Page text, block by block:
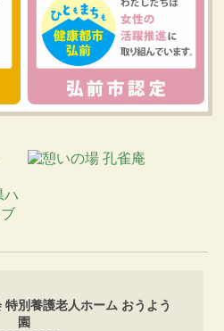
別養護老人ホーム おうよう
園